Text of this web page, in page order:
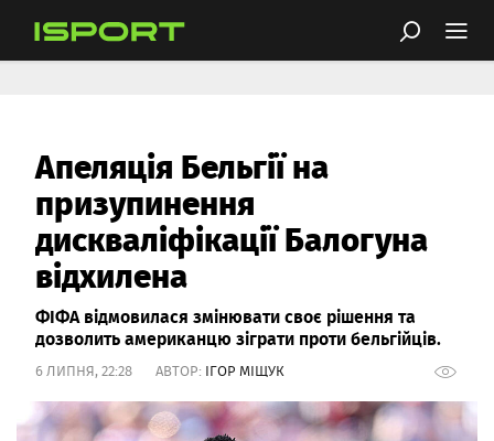
Апеляція Бельгії на
призупинення
дискваліфікації Балогуна
відхилена
ФІФА відмовилася змінювати своє рішення та
дозволить американцю зіграти проти бельгійців.
6 ЛИПНЯ, 22:28 АВТОР: ІГОР МІЩУК